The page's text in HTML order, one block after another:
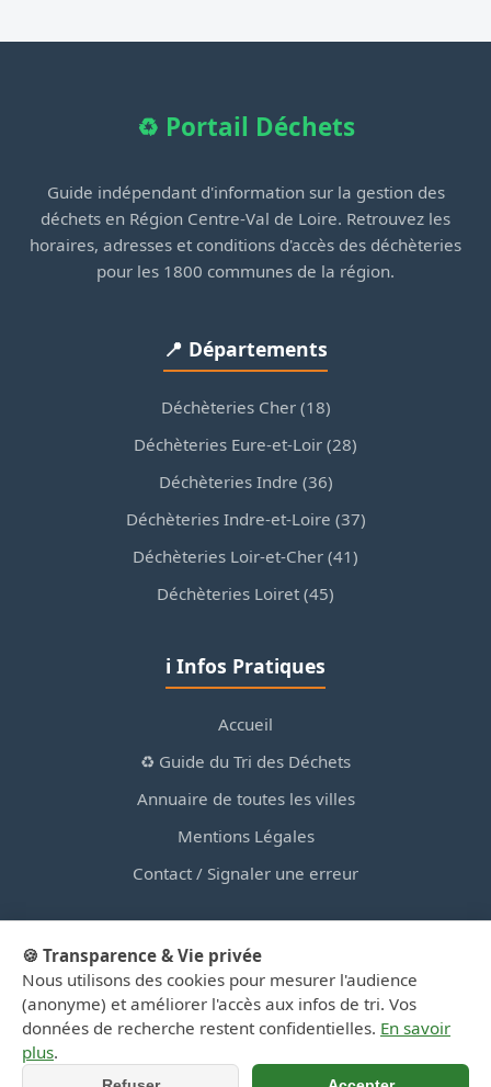
♻️ Portail Déchets
Guide indépendant d'information sur la gestion des
déchets en Région Centre-Val de Loire. Retrouvez les
horaires, adresses et conditions d'accès des déchèteries
pour les 1800 communes de la région.
📍 Départements
Déchèteries Cher (18)
Déchèteries Eure-et-Loir (28)
Déchèteries Indre (36)
Déchèteries Indre-et-Loire (37)
Déchèteries Loir-et-Cher (41)
Déchèteries Loiret (45)
ℹ️ Infos Pratiques
Accueil
♻️ Guide du Tri des Déchets
Annuaire de toutes les villes
Mentions Légales
Contact / Signaler une erreur
© 2026 PortailDesDechetsEnRegionCentre.fr — Site
d'information privé, non affilié aux collectivités.
🍪 Transparence & Vie privée
Nous utilisons des cookies pour mesurer l'audience
(anonyme) et améliorer l'accès aux infos de tri. Vos
données de recherche restent confidentielles. En savoir
plus.